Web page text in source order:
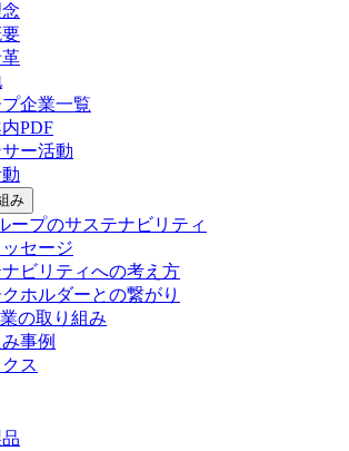
企業一覧
PDF
ー活動
み
ープのサステナビリティ
セージ
ビリティへの考え方
ホルダーとの繋がり
の取り組み
事例
クス